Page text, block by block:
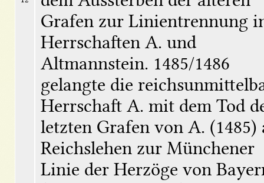
Grafen zur Linientrennung
Herrschaften A. und
Altmannstein. 1485/1486
gelangte die
Herrschaft A. mit dem Tod
letzten Grafen von A. (1485)
Reichslehen zur Münchener
Linie der Herzöge von